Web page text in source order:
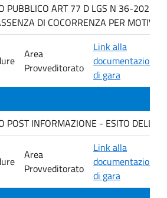
PUBBLICO ART 77 D LGS N 36-2023
DI COCORRENZA PER MOTIVI
Area
Provveditorato
Link alla
documentazione
di gara
POST INFORMAZIONE - ESITO
Area
Provveditorato
Link alla
documentazione
di gara